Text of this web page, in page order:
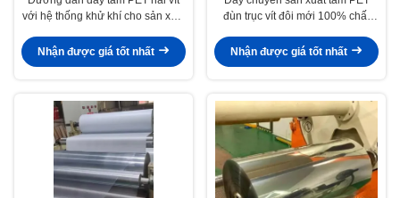
với hệ thống khử khí cho sản xuất
hoặc tinh thể hóa
Nhận được giá tốt nhất
đùn trục vít đôi mới 100% chất
làm dây chuyền đùn tấm nhựa
PET trục vít đôi, mô-men xoắn
Nhận được giá tốt nhất